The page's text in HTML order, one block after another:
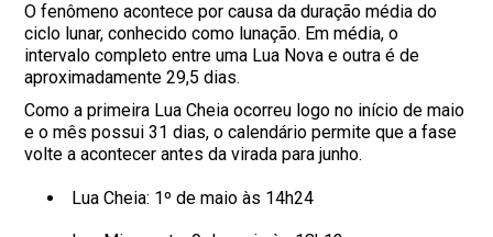
O fenômeno acontece por causa da duração média do
ciclo lunar, conhecido como lunação. Em média, o
intervalo completo entre uma Lua Nova e outra é de
aproximadamente 29,5 dias.
Como a primeira Lua Cheia ocorreu logo no início de maio
e o mês possui 31 dias, o calendário permite que a fase
volte a acontecer antes da virada para junho.
Lua Cheia: 1º de maio às 14h24